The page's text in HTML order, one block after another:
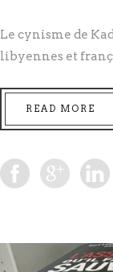
Le cynisme de
libyennes et
READ MORE